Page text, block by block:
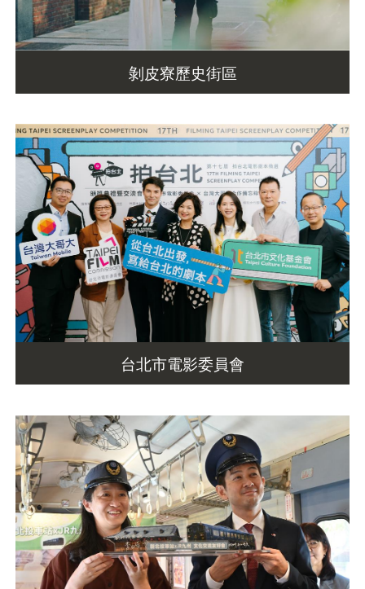
剝皮寮歷史街區
台北市電影委員會